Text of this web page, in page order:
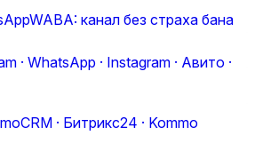
WABA: канал без страха бана
· WhatsApp · Instagram · Авито ·
· Битрикс24 · Kommo